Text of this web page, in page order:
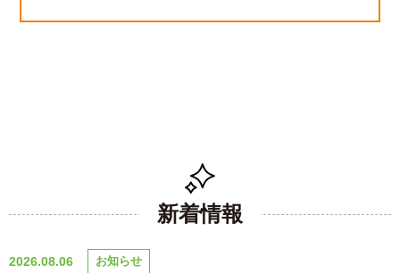
新着情報
2026.08.06 お知らせ